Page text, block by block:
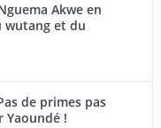
Akwe en
wutang et du
de primes pas
Yaoundé !